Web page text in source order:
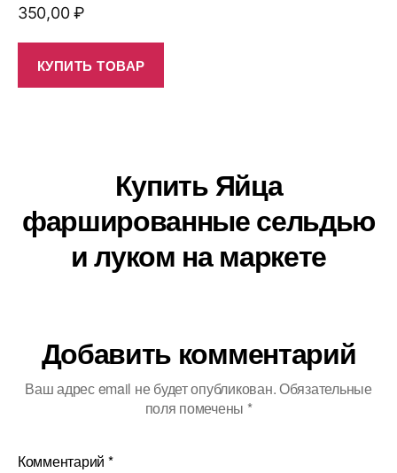
350,00₽
КУПИТЬ ТОВАР
Купить Яйца
фаршированные сельдью
и луком на маркете
Добавить комментарий
Ваш адрес email не будет опубликован.Обязательные
поля помечены *
Комментарий *